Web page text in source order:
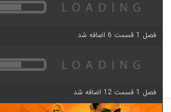
فصل 1 قسمت 6 اضافه شد
فصل 1 قسمت 12 اضافه شد